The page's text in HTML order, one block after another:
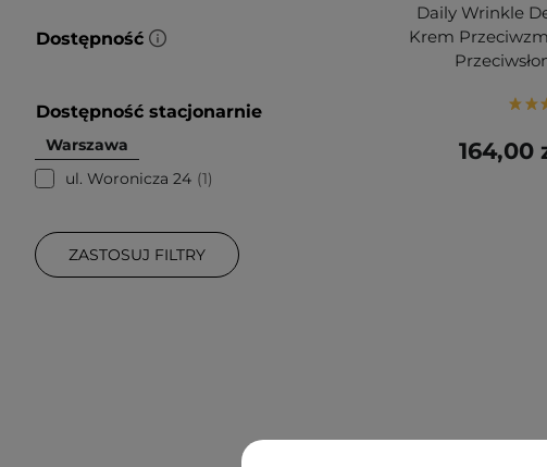
Dostępność
Dostępność stacjonarnie
Warszawa
ul. Woronicza 24 1
ZASTOSUJ FILTRY
Daily Wrinkle
Krem
164,00